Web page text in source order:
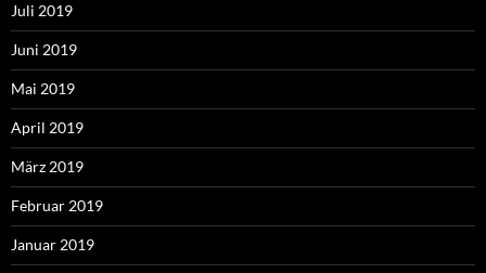
Juli 2019
Juni 2019
Mai 2019
April 2019
März 2019
Februar 2019
Januar 2019